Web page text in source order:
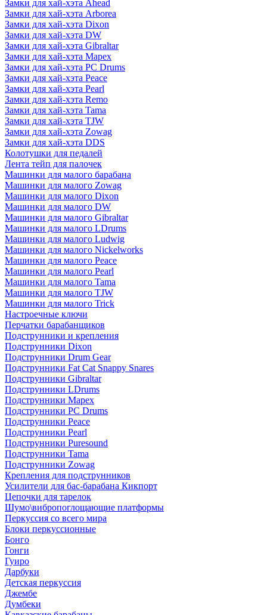
Замки для хай-хэта Ahead
Замки для хай-хэта Arborea
Замки для хай-хэта Dixon
Замки для хай-хэта DW
Замки для хай-хэта Gibraltar
Замки для хай-хэта Mapex
Замки для хай-хэта PC Drums
Замки для хай-хэта Peace
Замки для хай-хэта Pearl
Замки для хай-хэта Remo
Замки для хай-хэта Tama
Замки для хай-хэта TJW
Замки для хай-хэта Zowag
Замки для хай-хэта DDS
Колотушки для педалей
Лента тейп для палочек
Машинки для малого барабана
Машинки для малого Zowag
Машинки для малого Dixon
Машинки для малого DW
Машинки для малого Gibraltar
Машинки для малого LDrums
Машинки для малого Ludwig
Машинки для малого Nickelworks
Машинки для малого Peace
Машинки для малого Pearl
Машинки для малого Tama
Машинки для малого TJW
Машинки для малого Trick
Настроечные ключи
Перчатки барабанщиков
Подструнники и крепления
Подструнники Dixon
Подструнники Drum Gear
Подструнники Fat Cat Snappy Snares
Подструнники Gibraltar
Подструнники LDrums
Подструнники Mapex
Подструнники PC Drums
Подструнники Peace
Подструнники Pearl
Подструнники Puresound
Подструнники Tama
Подструнники Zowag
Крепления для подструнников
Усилители для бас-барабана Кикпорт
Цепочки для тарелок
Шумо\вибропоглощающие платформы
Перкуссия со всего мира
Блоки перкуссионные
Бонго
Гонги
Гуиро
Дарбуки
Детская перкуссия
Джембе
Думбеки